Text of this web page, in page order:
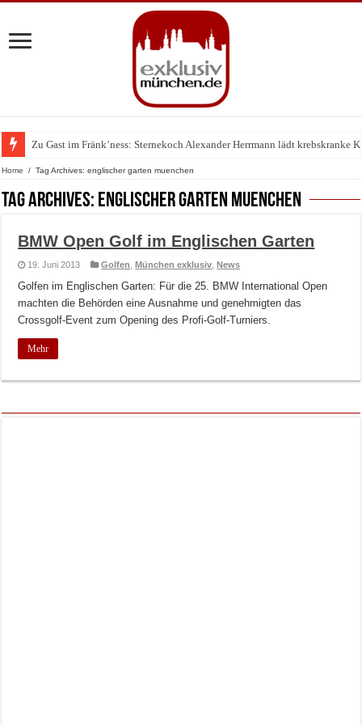
Zu Gast im Fränk’ness: Sternekoch Alexander Herrmann lädt krebskranke
Home / Tag Archives: englischer garten muenchen
Tag Archives: englischer garten muenchen
BMW Open Golf im Englischen Garten
19. Juni 2013 Golfen ,München exklusiv ,News
Golfen im Englischen Garten: Für die 25. BMW International Open
machten die Behörden eine Ausnahme und genehmigten das
Crossgolf-Event zum Opening des Profi-Golf-Turniers.
Mehr